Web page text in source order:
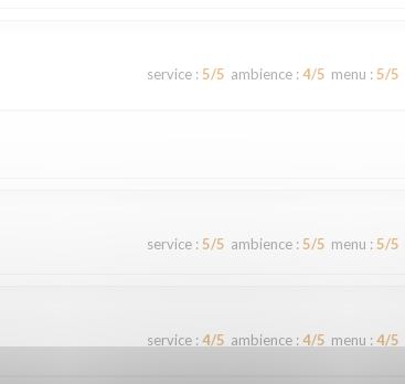
service: 5/5 ambience: 4/5 menu : 5/5
service: 5/5 ambience: 5/5 menu : 5/5
service: 4/5 ambience: 4/5 menu : 4/5